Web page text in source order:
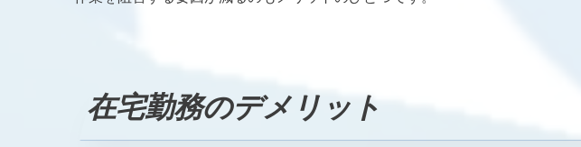
在宅勤務のデメリット